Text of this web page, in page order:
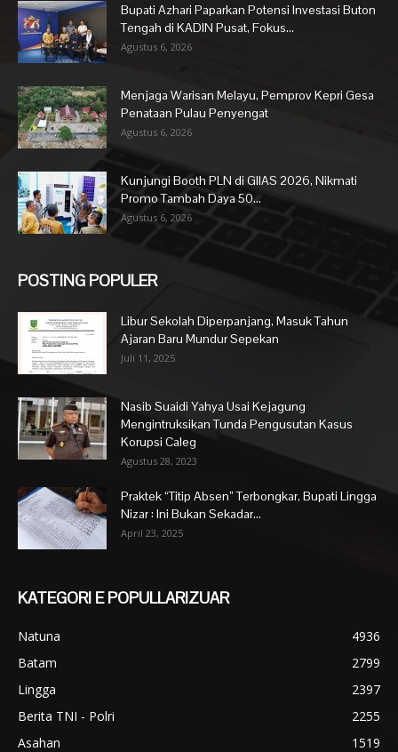
Bupati Azhari Paparkan Potensi Investasi Buton
Tengah di KADIN Pusat, Fokus...
Agustus 6, 2026
Menjaga Warisan Melayu, Pemprov Kepri Gesa
Penataan Pulau Penyengat
Agustus 6, 2026
Kunjungi Booth PLN di GIIAS 2026, Nikmati
Promo Tambah Daya 50...
Agustus 6, 2026
POSTING POPULER
Libur Sekolah Diperpanjang, Masuk Tahun
Ajaran Baru Mundur Sepekan
Juli 11, 2025
Nasib Suaidi Yahya Usai Kejagung
Mengintruksikan Tunda Pengusutan Kasus
Korupsi Caleg
Agustus 28, 2023
Praktek “Titip Absen” Terbongkar, Bupati Lingga
Nizar : Ini Bukan Sekadar...
April 23, 2025
KATEGORI E POPULLARIZUAR
Natuna
4936
Batam
2799
Lingga
2397
Berita TNI - Polri
2255
Asahan
1519